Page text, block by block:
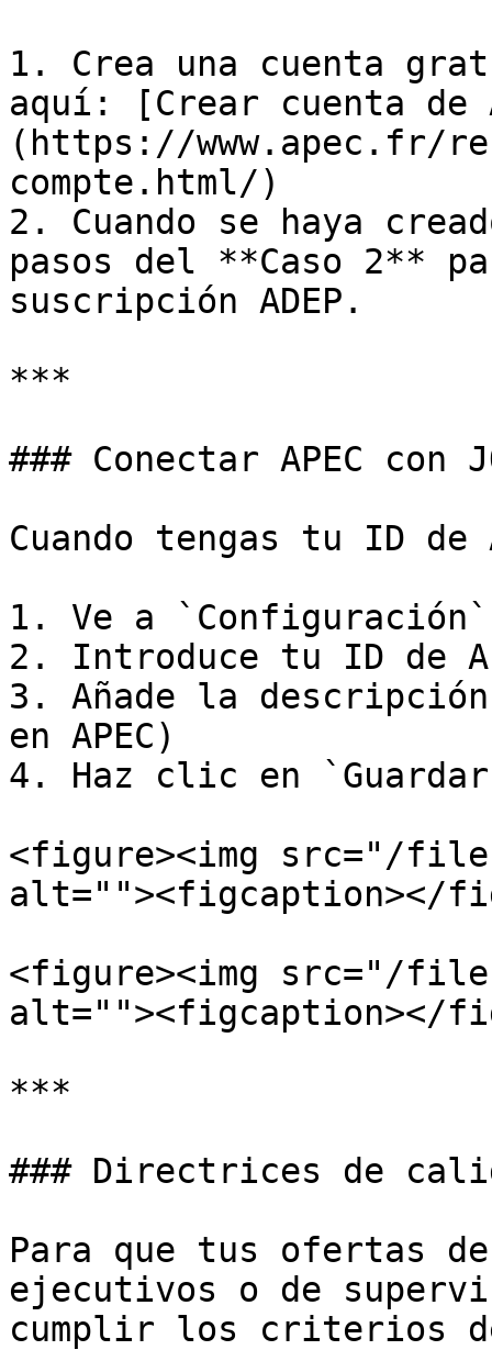
1. Crea una cuenta
aquí: [Crear cuenta de
(https://www.apec.fr/
compte.html/)
2. Cuando se haya
pasos del **Caso 2**
suscripción ADEP.
***
### Conectar APEC con
Cuando tengas tu ID de
1. Ve a
2. Introduce tu ID de
3. Añade la
en APEC)
4. Haz clic en `Guardar
<figure><img src="/files/
alt=""><figcaption></
<figure><img src="/files/
alt=""><figcaption></
***
### Directrices de
Para que tus ofertas
ejecutivos o de
cumplir los criterios